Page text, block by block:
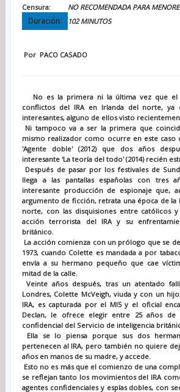
Censura:
NO RECOMENDADA PARA
Duración: 102 MINUTOS
Por PACO CASADO
No es la primera ni la última vez que
conflictos del IRA en Irlanda del norte, ya
interesantes, alguno de ellos visto
Ni tampoco va a ser la primera que
mismo realizador como ocurre en este caso
'Agente doble' (2012) que dos años
interesante 'La teoría del todo' (2014) recién
Después de pasar por los festivales de
llega a las pantallas españolas con tres
interesante producción de espionaje que,
argumento de ficción, retrata una época de la
norte, con las disquisiones entre católicos
acción terrorista del IRA y su
británico.
La acción comienza con un prólogo que se
1973, cuando Colette es mandada a por
envía a su hermano pequeño que cae
mitad de la calle.
Veinte años después, tras un atentado
Londres, Colette McVeigh, viuda y con un
IRA, es capturada por el MI5 y el oficial
Declan, le ofrece elegir entre 25 años de
confidencial del Servicio de inteligencia
Ella se lo piensa porque sus dos
pertenecen al IRA, pero también no quiere
años en manos de su madre, y accede.
Esto no es más que el comienzo de una
se reflejan tanto los movimientos del IRA
agentes confidenciales y espías dobles, con